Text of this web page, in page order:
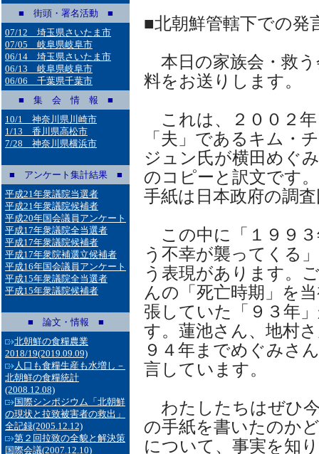
■ 街頭・署名活動 ■
07/12 埼玉県さいたま市
07/05 岐阜県岐阜市
06/14 埼玉県さいたま市
06/13 岐阜県岐阜市
06/06 千葉県千葉市
■ 集 会 情 報 ■
10/1 神奈川県川崎市
1/13 香川県高松市
7/28 神奈川県横浜市
■ アンケート集計結果 ■
平成21年衆議院当選者
平成21年衆議院候補者
平成20年国会議員アンケート
平成17年衆議院全当選者
平成17年衆議院候補者
平成17年衆院補選立候補者
平成16年国会議員アンケート
平成15年衆議院全当選者
平成15年衆議院候補者
■ 論文・情報 ■
北朝鮮の食糧農業
2018/19(2019.09.09)
人口も食糧生産も水増し－
北朝鮮の食糧統計
(2008.12.08)
国際シンポジウム「北朝鮮
の現状と拉致被害者の救出」
全記録(2005.12.12)
第２回拉致の全貌と解決策
国際会議(2007.12.10)
■北朝鮮管轄下での発
本日の家族会・救
料をお送りします。
これは、２００２
「夫」であるキム・
ジュン氏が横田めぐ
のコピーと訳文です
手紙は日本政府の調
この中に「１９９
う不幸が襲ってくる
う表現があります。
んの「死亡時期」を
張していた「９３年
す。蓮池さん、地村
９４年までめぐみさ
言しています。
わたしたちはぜひ
の手紙を書いたのか
について、事実を知